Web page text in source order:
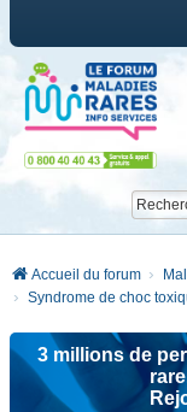
Accueil du forum
Syndrome de choc
3 millions de